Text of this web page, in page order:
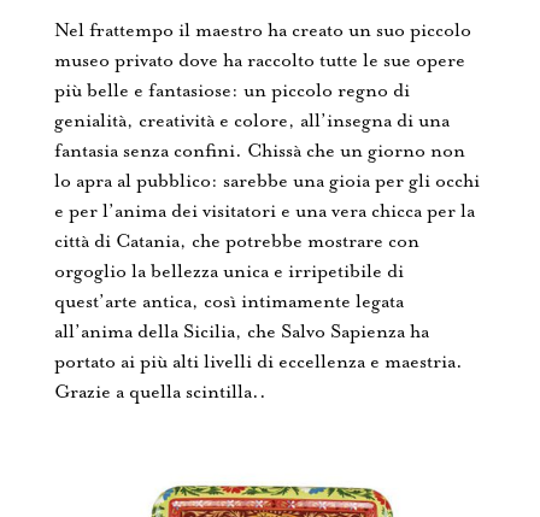
Nel frattempo il maestro ha creato un suo piccolo
museo privato dove ha raccolto tutte le sue opere
più belle e fantasiose: un piccolo regno di
genialità, creatività e colore, all’insegna di una
fantasia senza confini. Chissà che un giorno non
lo apra al pubblico: sarebbe una gioia per gli occhi
e per l’anima dei visitatori e una vera chicca per la
città di Catania, che potrebbe mostrare con
orgoglio la bellezza unica e irripetibile di
quest’arte antica, così intimamente legata
all’anima della Sicilia, che Salvo Sapienza ha
portato ai più alti livelli di eccellenza e maestria.
Grazie a quella scintilla..